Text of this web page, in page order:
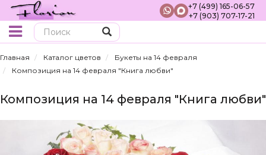
+7 (499) 165-06-57
+7 (903) 707-17-21
Главная Каталог цветов
Букеты на 14 февраля
Композиция на 14 февраля "Книга любви"
Композиция на 14 февраля "Книга любви"